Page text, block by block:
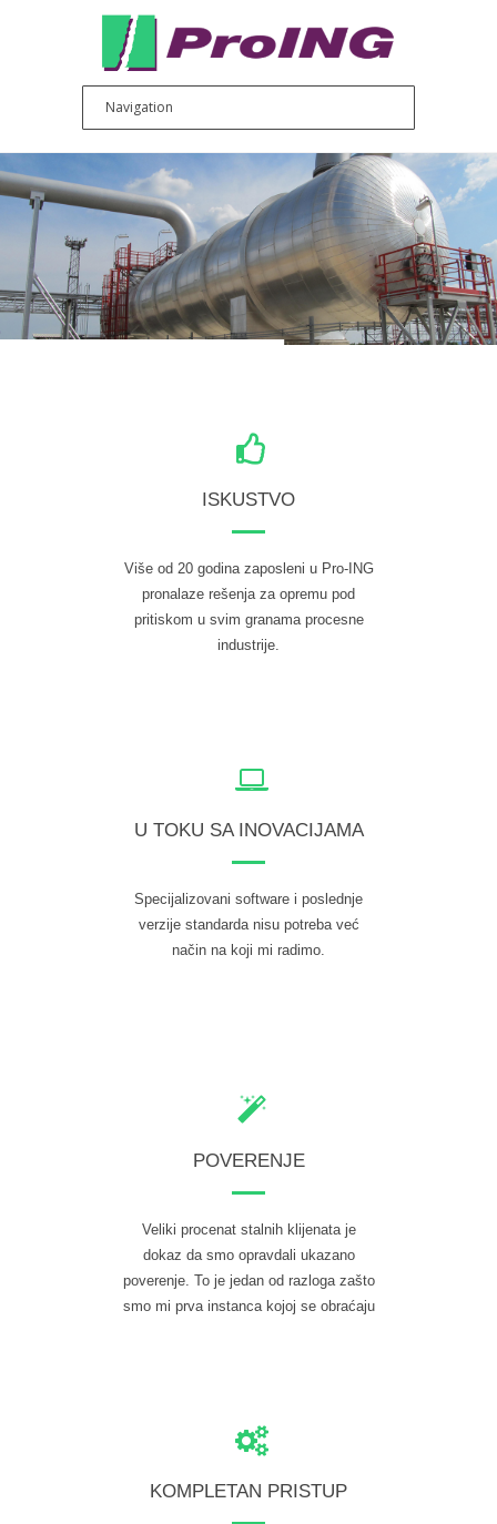
ISKUSTVO
Više od 20 godina zaposleni u Pro-ING
pronalaze rešenja za opremu pod
pritiskom u svim granama procesne
industrije.
U TOKU SA INOVACIJAMA
Specijalizovani software i poslednje
verzije standarda nisu potreba već
način na koji mi radimo.
POVERENJE
Veliki procenat stalnih klijenata je
dokaz da smo opravdali ukazano
poverenje. To je jedan od razloga zašto
smo mi prva instanca kojoj se obraćaju
KOMPLETAN PRISTUP